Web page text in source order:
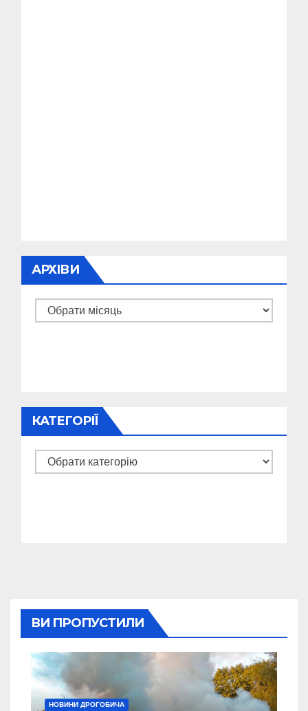
АРХІВИ
Архіви
КАТЕГОРІЇ
Категорії
ВИ ПРОПУСТИЛИ
НОВИНИ ДРОГОБИЧА